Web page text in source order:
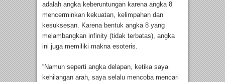
adalah angka keberuntungan karena angka 8
mencerminkan kekuatan, kelimpahan dan
kesuksesan. Karena bentuk angka 8 yang
melambangkan infinity (tidak terbatas), angka
ini juga memiliki makna esoteris.
“Namun seperti angka delapan, ketika saya
kehilangan arah, saya selalu mencoba mencari